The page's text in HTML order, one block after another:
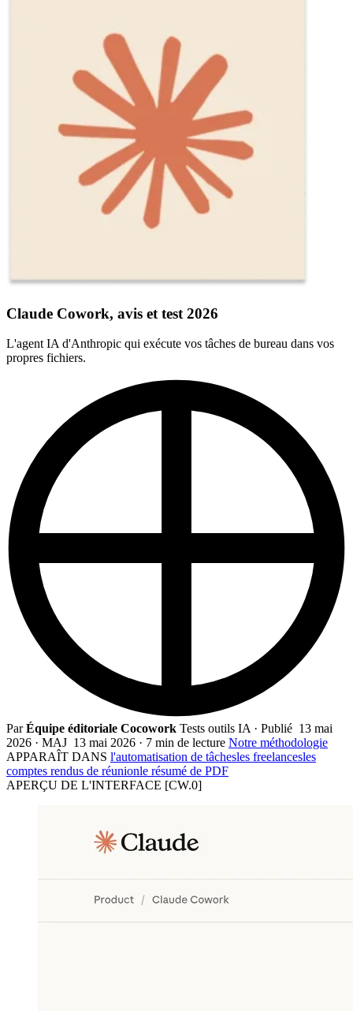
Claude Cowork, avis et test 2026
L'agent IA d'Anthropic qui exécute vos tâches de bureau dans vos
propres fichiers.
ParÉquipe éditoriale Cocowork Tests outils IA · Publié 13 mai
2026 · MAJ 13 mai 2026 · 7 min de lecture Notre méthodologie
APPARAÎT DANS l'automatisation de tâchesles freelancesles
comptes rendus de réunionle résumé de PDF
APERÇU DE L'INTERFACE [CW.0]